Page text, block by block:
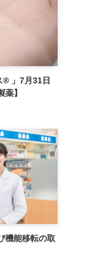
® 」7月31日
】
機能移転の取